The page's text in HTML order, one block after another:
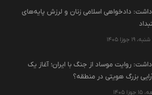
دادخواهی اسلامی زنان و لرزش پایه‌های
جوزا 1405
روایت موساد از جنگ با ایران؛ آغاز یک
بزرگ هویتی در منطقه؟
1405